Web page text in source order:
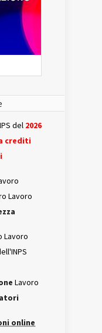
del 2026
crediti
Lavoro
Lavoro
Lavoro
online